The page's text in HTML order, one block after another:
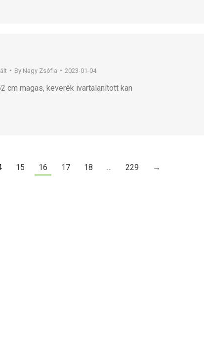
By Nagy Zsófia 2023-01-04
cm magas, keverék ivartalanított kan
15 16 17 18 … 229 →